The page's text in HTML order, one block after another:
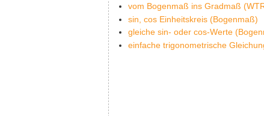
vom Bogenmaß ins Gradmaß
sin, cos Einheitskreis (Bogenmaß)
gleiche sin- oder cos-Werte
einfache trigonometrische